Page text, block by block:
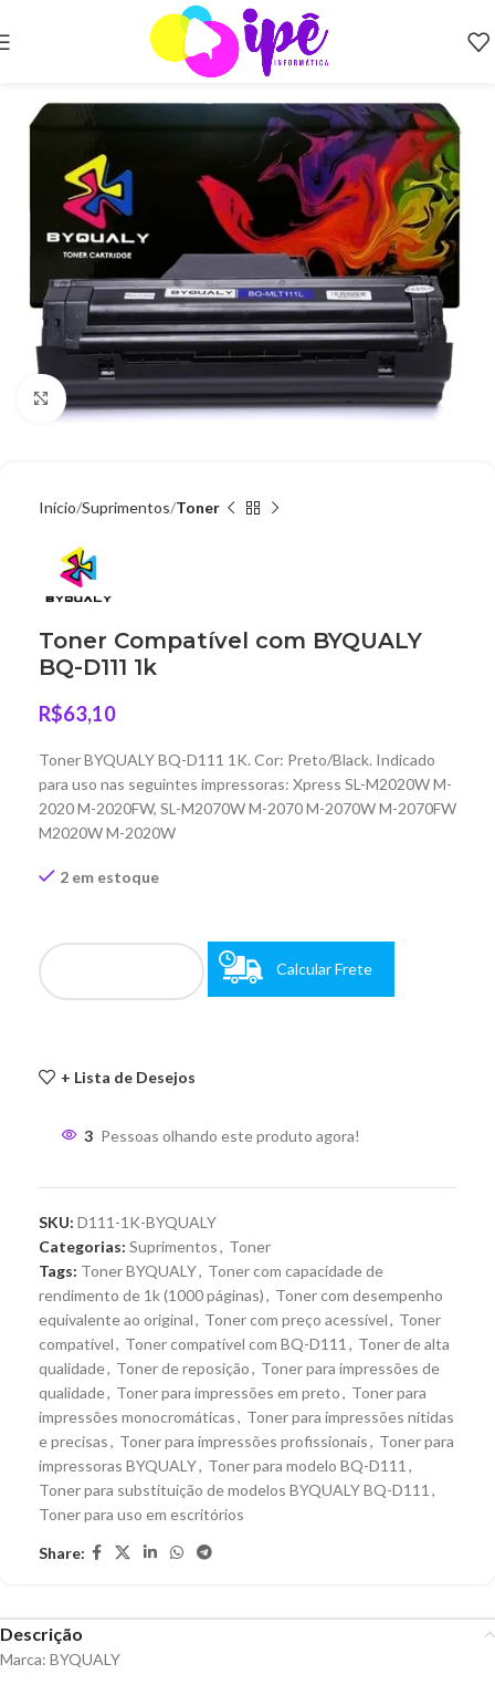
Clique para ampliar
Início Suprimentos Toner
Toner Compatível com BYQUALY
BQ-D111 1k
R$63,10
Toner BYQUALY BQ-D111 1K. Cor: Preto/Black. Indicado
para uso nas seguintes impressoras: Xpress SL-M2020W M-
2020 M-2020FW, SL-M2070W M-2070 M-2070W M-2070FW
M2020W M-2020W
2 em estoque
Calcular Frete
+ Lista de Desejos
3 Pessoas olhando este produto agora!
SKU: D111-1K-BYQUALY
Categorias: Suprimentos, Toner
Tags: Toner BYQUALY, Toner com capacidade de
rendimento de 1k (1000 páginas), Toner com desempenho
equivalente ao original, Toner com preço acessível, Toner
compatível, Toner compatível com BQ-D111 , Toner de alta
qualidade, Toner de reposição, Toner para impressões de
qualidade, Toner para impressões em preto, Toner para
impressões monocromáticas, Toner para impressões nítidas
e precisas, Toner para impressões profissionais, Toner para
impressoras BYQUALY, Toner para modelo BQ-D111 ,
Toner para substituição de modelos BYQUALY BQ-D111 ,
Toner para uso em escritórios
Share:
Descrição
Marca: BYQUALY